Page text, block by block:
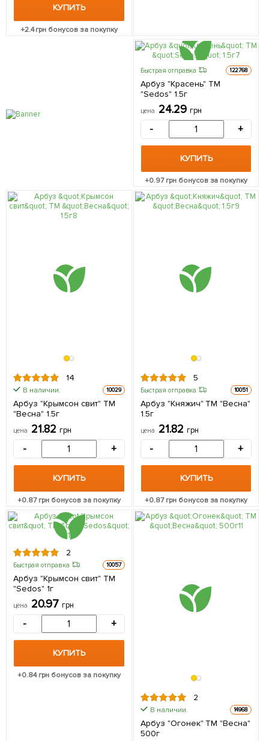
КУПИТЬ
+2.4грн бонусов за покупку
Быстрая отправка 122768
Арбуз "Красень" ТМ
"Sedos" 1.5г
цена 24.29 грн
- +
КУПИТЬ
+0.97грн бонусов за покупку
14
В наличии. 10029
Арбуз "Крымсон свит" ТМ
"Весна" 1.5г
цена 21.82 грн
- +
КУПИТЬ
+0.87грн бонусов за покупку
5
Быстрая отправка 10051
Арбуз "Княжич" ТМ "Весна"
1.5г
цена 21.82 грн
- +
КУПИТЬ
+0.87грн бонусов за покупку
2
Быстрая отправка 10057
Арбуз "Крымсон свит" TM
"Sedos" 1г
цена 20.97 грн
- +
КУПИТЬ
+0.84грн бонусов за покупку
2
В наличии. 14968
Арбуз "Огонек" ТМ "Весна"
500г